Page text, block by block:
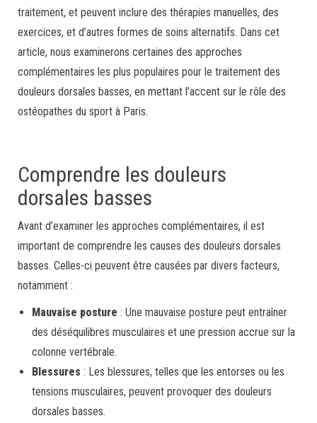
traitement, et peuvent inclure des thérapies manuelles, des
exercices, et d’autres formes de soins alternatifs. Dans cet
article, nous examinerons certaines des approches
complémentaires les plus populaires pour le traitement des
douleurs dorsales basses, en mettant l’accent sur le rôle des
ostéopathes du sport à Paris.
Comprendre les douleurs
dorsales basses
Avant d’examiner les approches complémentaires, il est
important de comprendre les causes des douleurs dorsales
basses. Celles-ci peuvent être causées par divers facteurs,
notamment :
Mauvaise posture : Une mauvaise posture peut entraîner
des déséquilibres musculaires et une pression accrue sur la
colonne vertébrale.
Blessures : Les blessures, telles que les entorses ou les
tensions musculaires, peuvent provoquer des douleurs
dorsales basses.